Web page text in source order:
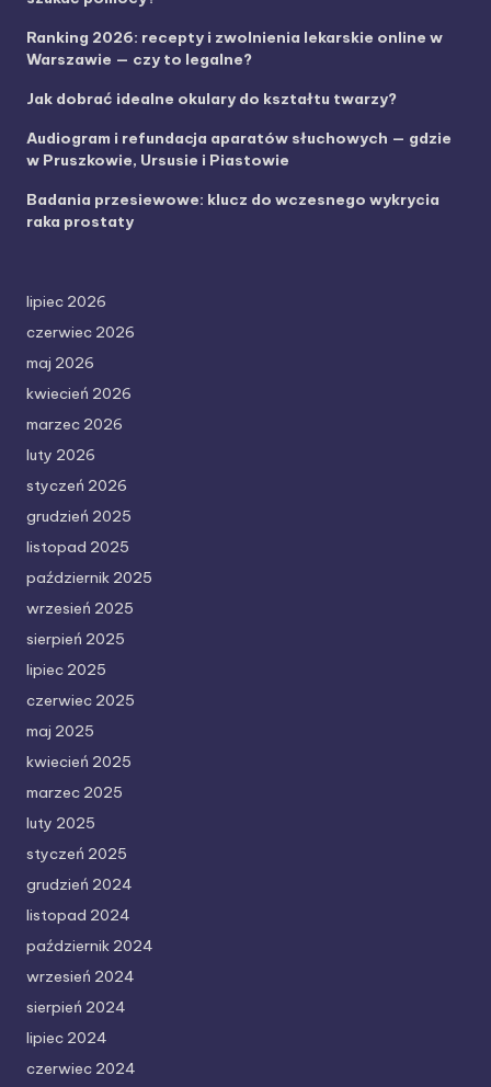
Ranking 2026: recepty i zwolnienia lekarskie online w
Warszawie — czy to legalne?
Jak dobrać idealne okulary do kształtu twarzy?
Audiogram i refundacja aparatów słuchowych — gdzie
w Pruszkowie, Ursusie i Piastowie
Badania przesiewowe: klucz do wczesnego wykrycia
raka prostaty
lipiec 2026
czerwiec 2026
maj 2026
kwiecień 2026
marzec 2026
luty 2026
styczeń 2026
grudzień 2025
listopad 2025
październik 2025
wrzesień 2025
sierpień 2025
lipiec 2025
czerwiec 2025
maj 2025
kwiecień 2025
marzec 2025
luty 2025
styczeń 2025
grudzień 2024
listopad 2024
październik 2024
wrzesień 2024
sierpień 2024
lipiec 2024
czerwiec 2024